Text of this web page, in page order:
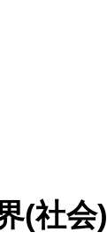
(社会)